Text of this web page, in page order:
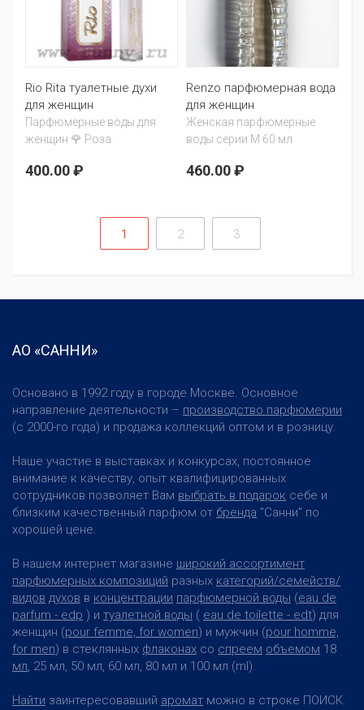
Rio Rita туалетные духи
для женщин
Парфюмерные воды для
женщин 🌹 Роза
400.00 ₽
Renzo парфюмерная вода
для женщин
Женская парфюмерные
воды серии М 60 мл
460.00 ₽
1 2 3
АО «САННИ»
Основано в 1992 году в городе Москве. Основное
направление деятельности – производство парфюмерии
(с 2000-го года) и продажа коллекций оптом и в розницу.
Наше участие в выставках и конкурсах, постоянное
внимание к качеству, опыт квалифицированных
сотрудников позволяет Вам выбрать в подарок себе и
близким качественный парфюм от бренда "Санни" по
хорошей цене.
В нашем интернет магазине широкий ассортимент
парфюмерных композиций разных категорий/семейств/
видов духов в концентрации парфюмерной воды (eau de
parfum - edp ) и туалетной воды ( eau de toilette - edt) для
женщин (pour femme, for women) и мужчин (pour homme,
for men) в стеклянных флаконах со спреем объемом 18
мл , 25 мл, 50 мл, 60 мл, 80 мл и 100 мл (ml).
Найти заинтересовавший аромат можно в строке ПОИСК.